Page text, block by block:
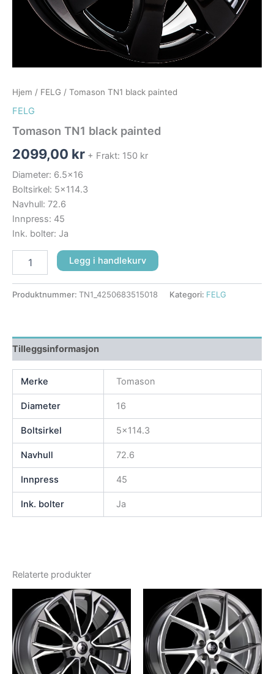
Hjem / FELG / Tomason TN1 black painted
FELG
Tomason TN1 black painted
2099,00 kr + Frakt: 150 kr
Diameter: 6.5×16
Boltsirkel: 5×114.3
Navhull: 72.6
Innpress: 45
Ink. bolter: Ja
Legg i handlekurv
Produktnummer: TN1_4250683515018 Kategori: FELG
Tilleggsinformasjon
Merke Tomason
Diameter 16
Boltsirkel 5×114.3
Navhull 72.6
Innpress 45
Ink. bolter Ja
Relaterte produkter